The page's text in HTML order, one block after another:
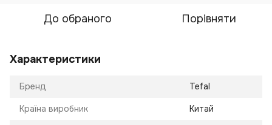
До обраного Порівняти
Характеристики
Бренд Tefal
Країна виробник Китай